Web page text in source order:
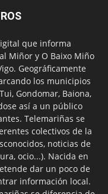
que informa
Miñor y O Baixo Miño
Geográficamente
los municipios
Gondomar, Baiona,
así a un público
Telemariñas se
colectivos de la
noticias de
ocio...). Nacida en
dar un poco de
información local.